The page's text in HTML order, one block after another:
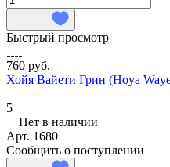
Быстрый просмотр
760 руб.
Хойя Вайети Грин (Hoya
5
Нет в наличии
Арт. 1680
Сообщить о поступлении